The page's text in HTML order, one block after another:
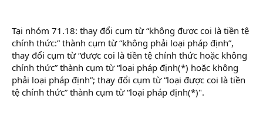
Tại nhóm 71.18: thay đổi cụm từ “không được coi là tiền tệ
chính thức:” thành cụm từ “không phải loại pháp định”,
thay đổi cụm từ “được coi là tiền tệ chính thức hoặc không
chính thức” thành cụm từ “loại pháp định(*) hoặc không
phải loại pháp định”; thay đổi cụm từ “loại được coi là tiền
tệ chính thức” thành cụm từ “loại pháp định(*)".